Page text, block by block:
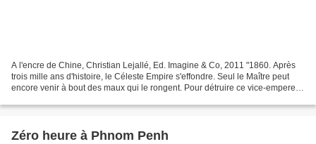
A l'encre de Chine, Christian Lejallé, Ed. Imagine & Co, 2011 "1860. Après
trois mille ans d'histoire, le Céleste Empire s'effondre. Seul le Maître peut
encore venir à bout des maux qui le rongent. Pour détruire ce vice-empereur
Zéro heure à Phnom Penh